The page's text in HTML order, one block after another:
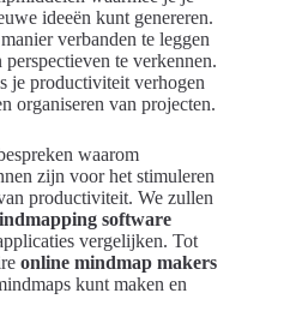
ideeën kunt genereren.
verbanden te leggen
te verkennen.
je productiviteit verhogen
organiseren van projecten.
waarom
zijn voor het stimuleren
productiviteit. We zullen
software
vergelijken. Tot
online mindmap makers
kunt maken en